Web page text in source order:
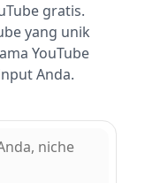
gratis.
yang unik
YouTube
Anda.